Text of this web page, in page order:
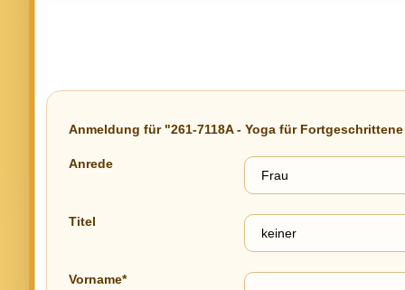
Anmeldung für "261-7118A - Yoga für
Anrede
Titel
Vorname*